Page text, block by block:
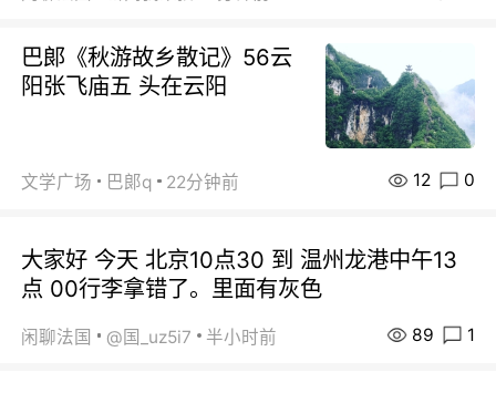
巴郞《秋游故乡散记》56云
阳张飞庙五 头在云阳
文学广场 巴郞q 22分钟前 12 0
大家好 今天 北京10点30 到 温州龙港中午13
点 00行李拿错了。里面有灰色
闲聊法国 @国_uz5i7 半小时前 89 1